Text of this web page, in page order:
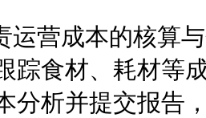
营成本的核算与
踪食材、耗材等
分析并提交报告